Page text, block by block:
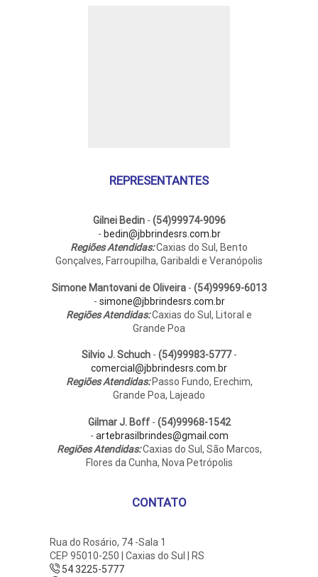
REPRESENTANTES
Gilnei Bedin- (54)99974-9096
- bedin@jbbrindesrs.com.br
Regiões Atendidas:Caxias do Sul, Bento
Gonçalves, Farroupilha, Garibaldi e Veranópolis
Simone Mantovani de Oliveira- (54)99969-6013
- simone@jbbrindesrs.com.br
Regiões Atendidas:Caxias do Sul, Litoral e
Grande Poa
Silvio J. Schuch- (54)99983-5777-
comercial@jbbrindesrs.com.br
Regiões Atendidas:Passo Fundo, Erechim,
Grande Poa, Lajeado
Gilmar J. Boff- (54)99968-1542
- artebrasilbrindes@gmail.com
Regiões Atendidas:Caxias do Sul, São Marcos,
Flores da Cunha, Nova Petrópolis
CONTATO
Rua do Rosário, 74 -Sala 1
CEP 95010-250 | Caxias do Sul | RS
54 3225-5777